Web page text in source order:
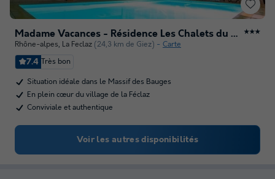
Madame Vacances - Résidence Les Chalets du Berger ★★★
Rhône-alpes, La Feclaz (24,3 km de Giez) Carte
7.4 Très bon
Situation idéale dans le Massif des Bauges
En plein cœur du village de la Féclaz
Conviviale et authentique
Voir les autres disponibilités